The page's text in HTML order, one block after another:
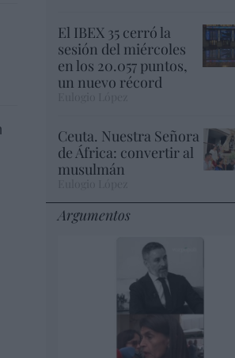
El IBEX 35 cerró la
sesión del miércoles
en los 20.057 puntos,
un nuevo récord
Ceuta. Nuestra Señora
de África: convertir al
musulmán
Argumentos